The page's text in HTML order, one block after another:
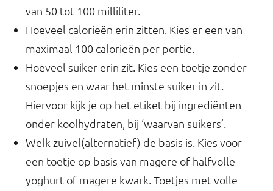
van 50 tot 100 milliliter.
Hoeveel calorieën erin zitten. Kies er een van
maximaal 100 calorieën per portie.
Hoeveel suiker erin zit. Kies een toetje zonder
snoepjes en waar het minste suiker in zit.
Hiervoor kijk je op het etiket bij ingrediënten
onder koolhydraten, bij ‘waarvan suikers’.
Welk zuivel(alternatief) de basis is. Kies voor
een toetje op basis van magere of halfvolle
yoghurt of magere kwark. Toetjes met volle